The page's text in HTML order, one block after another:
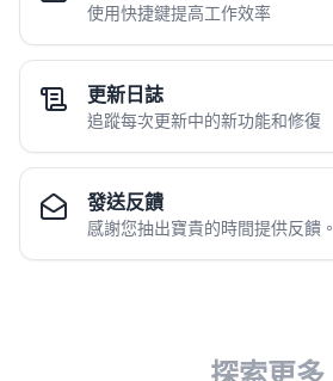
使用快捷鍵提高工作效率
更新日誌
追蹤每次更新中的新功能和修復
發送反饋
感謝您抽出寶貴的時間提供反饋。